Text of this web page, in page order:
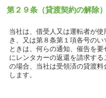
第２９条（貸渡契約の解除）
当社は、借受人又は運転者が
き、又は第８条第１項各号の
ときは、何らの通知、催告を
にレンタカーの返還を請求す
の場合、当社は受領済の貸渡
します。